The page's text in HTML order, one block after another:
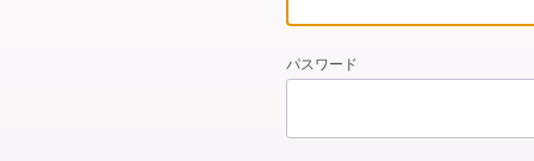
パスワード